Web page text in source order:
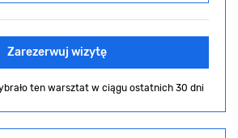
Zarezerwuj wizytę
ten warsztat w ciągu ostatnich 30 dni